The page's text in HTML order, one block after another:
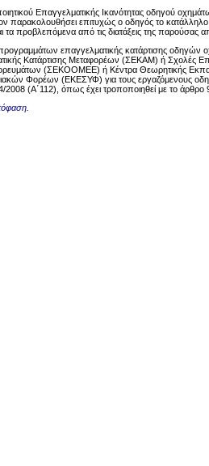
Επαγγελματικής Ικανότητας οδηγού
παρακολουθήσει επιτυχώς ο οδηγός το
τα προβλεπόμενα από τις διατάξεις της παρούσας
επαγγελματικής κατάρτισης οδηγών
Κατάρτισης Μεταφορέων (ΣΕΚΑΜ) ή Σχολές
(ΣΕΚΟΟΜΕΕ) ή Κέντρα Θεωρητικής
Φορέων (ΕΚΕΣΥΦ) για τους εργαζόμενους
2008 (Α΄112), όπως έχει τροποποιηθεί με το